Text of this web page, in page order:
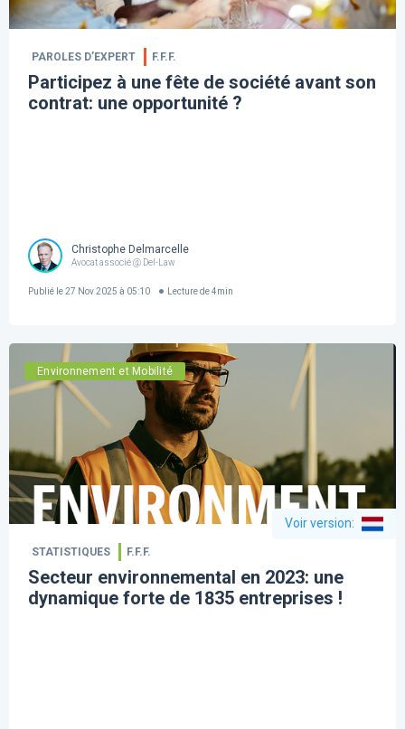
PAROLES D’EXPERT F.F.F.
Participez à une fête de société avant son
contrat: une opportunité ?
Christophe Delmarcelle
Avocat associé @ Del-Law
Publié le27 Nov 2025 à 05:10 Lecture de 4min
Environnement et Mobilité
Voir version:
STATISTIQUES F.F.F.
Secteur environnemental en 2023: une
dynamique forte de 1835 entreprises !